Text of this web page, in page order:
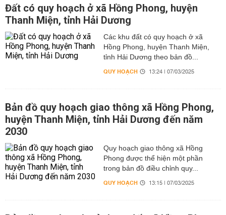
Đất có quy hoạch ở xã Hồng Phong, huyện
Thanh Miện, tỉnh Hải Dương
Các khu đất có quy hoạch ở xã
Hồng Phong, huyện Thanh Miện,
tỉnh Hải Dương theo bản đồ...
QUY HOẠCH 13:24 | 07/03/2025
Bản đồ quy hoạch giao thông xã Hồng Phong,
huyện Thanh Miện, tỉnh Hải Dương đến năm
2030
Quy hoạch giao thông xã Hồng
Phong được thể hiện một phần
trong bản đồ điều chỉnh quy...
QUY HOẠCH 13:15 | 07/03/2025